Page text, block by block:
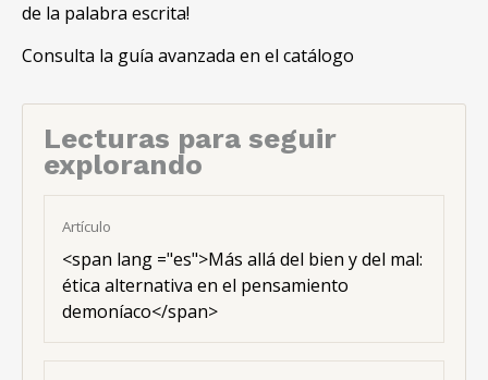
de la palabra escrita!
Consulta la guía avanzada en el catálogo
Lecturas para seguir
explorando
Artículo
<span lang ="es">Más allá del bien y del mal:
ética alternativa en el pensamiento
demoníaco</span>